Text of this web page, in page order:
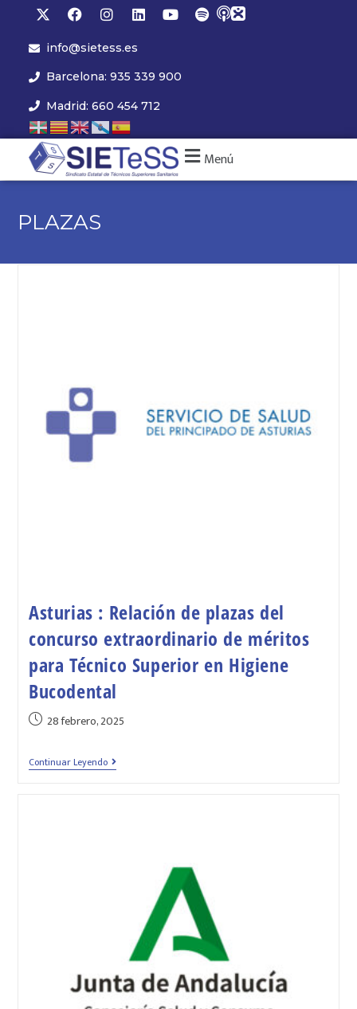
info@sietess.es
Barcelona: 935 339 900
Madrid: 660 454 712
Menú
PLAZAS
Asturias : Relación de plazas del
concurso extraordinario de méritos
para Técnico Superior en Higiene
Bucodental
28 febrero, 2025
Continuar Leyendo